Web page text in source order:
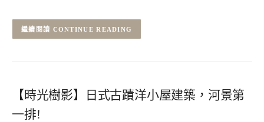
CONTINUE READING
【時光樹影】日式古蹟洋小屋建築，河景第
一排!